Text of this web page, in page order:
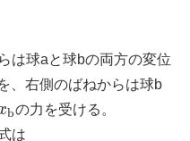
は球aと球bの両方の変位
、右側のばねからは球b
bの力を受ける。
は